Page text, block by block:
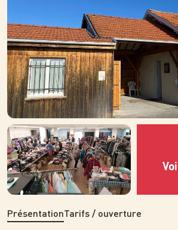
Photo
PrésentationTarifs / ouverture